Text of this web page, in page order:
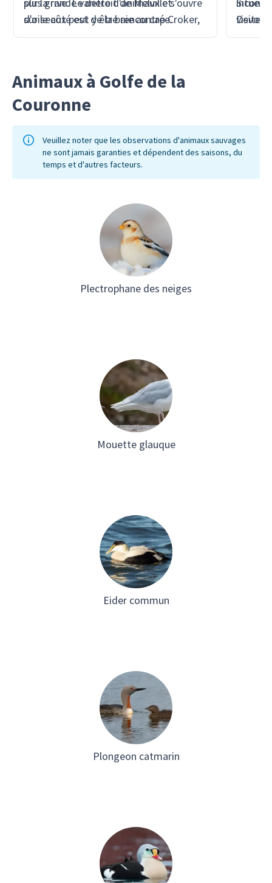
sur le côté est de la baie au cap Croker,
à l'ouest des îles Hurd.
d'oiseaux peut y être rencontrée.
Devon,
il se
visitent
Animaux à Golfe de la
Couronne
Veuillez noter que les observations d'animaux sauvages
ne sont jamais garanties et dépendent des saisons, du
temps et d'autres facteurs.
Plectrophane des neiges
Mouette glauque
Eider commun
Plongeon catmarin